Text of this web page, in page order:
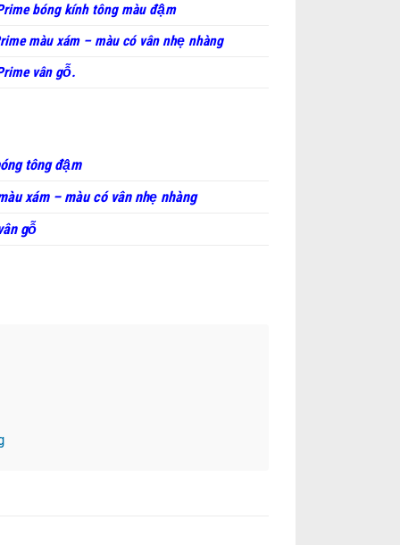
bóng kính tông màu đậm
màu xám – màu có vân nhẹ nhàng
vân gỗ.
tông đậm
xám – màu có vân nhẹ nhàng
gỗ